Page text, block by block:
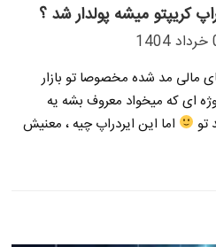
کریپتو میشه پولدار شد ؟
مالی مد شده مخصوصا تو بازار
ای که میخواد معروف بشه یه
تو
اما این ایردراپ چیه ، معنیش